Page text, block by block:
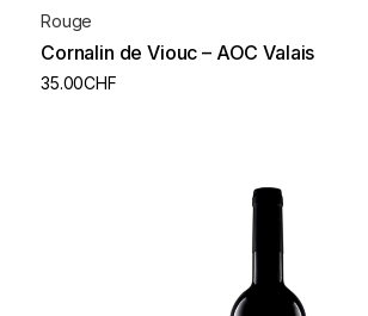
Rouge
Cornalin de Viouc – AOC Valais
35.00CHF